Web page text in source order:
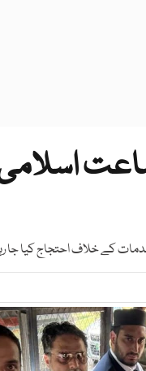
جماعت
کے خلاف احتجاج کیا جا